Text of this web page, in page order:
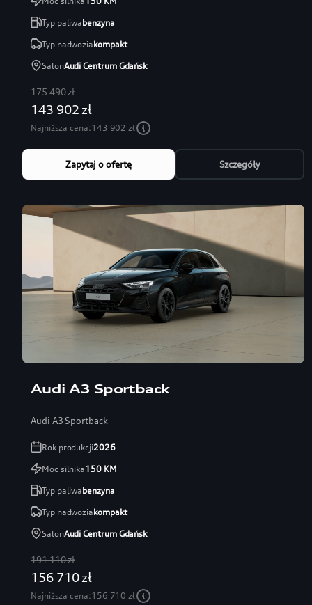
Typ paliwabenzyna
Typ nadwoziakompakt
SalonAudi Centrum Gdańsk
175 490 zł
143 902 zł
Najniższa cena:143 902 zł
Zapytaj o ofertę Szczegóły
Audi A3 Sportback
Audi A3 Sportback
Rok produkcji2026
Moc silnika150KM
Typ paliwabenzyna
Typ nadwoziakompakt
SalonAudi Centrum Gdańsk
191 110 zł
156 710 zł
Najniższa cena:156 710 zł